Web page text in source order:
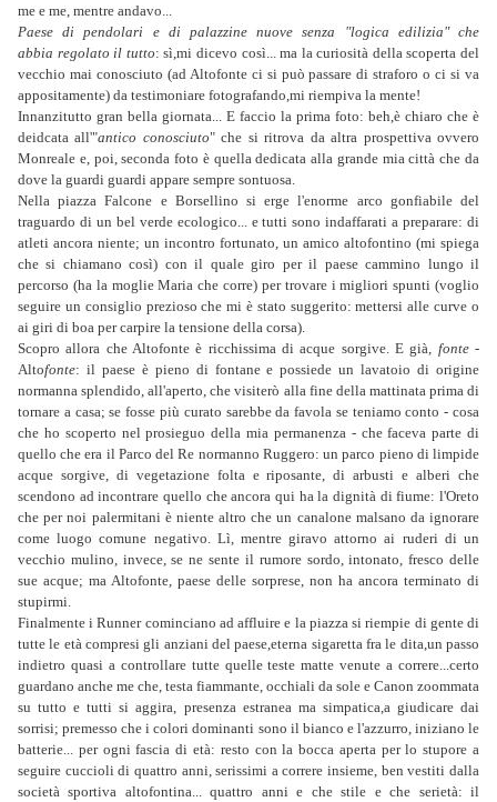
me e me, mentre andavo...
Paese di pendolari e di palazzine nuove senza "logica edilizia" che
abbia regolato il tutto: sì,mi dicevo così... ma la curiosità della scoperta del
vecchio mai conosciuto (ad Altofonte ci si può passare di straforo o ci si va
appositamente) da testimoniare fotografando,mi riempiva la mente!
Innanzitutto gran bella giornata... E faccio la prima foto: beh,è chiaro che è
deidcata all'"antico conosciuto" che si ritrova da altra prospettiva ovvero
Monreale e, poi, seconda foto è quella dedicata alla grande mia città che da
dove la guardi guardi appare sempre sontuosa.
Nella piazza Falcone e Borsellino si erge l'enorme arco gonfiabile del
traguardo di un bel verde ecologico... e tutti sono indaffarati a preparare: di
atleti ancora niente; un incontro fortunato, un amico altofontino (mi spiega
che si chiamano così) con il quale giro per il paese cammino lungo il
percorso (ha la moglie Maria che corre) per trovare i migliori spunti (voglio
seguire un consiglio prezioso che mi è stato suggerito: mettersi alle curve o
ai giri di boa per carpire la tensione della corsa).
Scopro allora che Altofonte è ricchissima di acque sorgive. E già, fonte-
Altofonte: il paese è pieno di fontane e possiede un lavatoio di origine
normanna splendido, all'aperto, che visiterò alla fine della mattinata prima di
tornare a casa; se fosse più curato sarebbe da favola se teniamo conto - cosa
che ho scoperto nel prosieguo della mia permanenza - che faceva parte di
quello che era il Parco del Re normanno Ruggero: un parco pieno di limpide
acque sorgive, di vegetazione folta e riposante, di arbusti e alberi che
scendono ad incontrare quello che ancora qui ha la dignità di fiume: l'Oreto
che per noi palermitani è niente altro che un canalone malsano da ignorare
come luogo comune negativo. Lì, mentre giravo attorno ai ruderi di un
vecchio mulino, invece, se ne sente il rumore sordo, intonato, fresco delle
sue acque; ma Altofonte, paese delle sorprese, non ha ancora terminato di
stupirmi.
Finalmente i Runner cominciano ad affluire e la piazza si riempie di gente di
tutte le età compresi gli anziani del paese,eterna sigaretta fra le dita,un passo
indietro quasi a controllare tutte quelle teste matte venute a correre...certo
guardano anche me che, testa fiammante, occhiali da sole e Canon zoommata
su tutto e tutti si aggira, presenza estranea ma simpatica,a giudicare dai
sorrisi; premesso che i colori dominanti sono il bianco e l'azzurro, iniziano le
batterie... per ogni fascia di età: resto con la bocca aperta per lo stupore a
seguire cuccioli di quattro anni, serissimi a correre insieme, ben vestiti dalla
società sportiva altofontina... quattro anni e che stile e che serietà: il